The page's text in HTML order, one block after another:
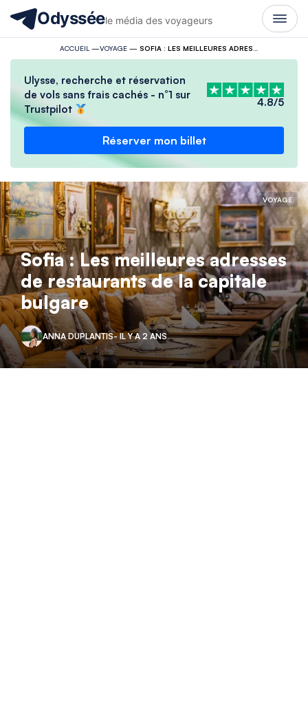
Odysséele média des voyageurs
ACCUEIL —VOYAGE—
Ulysse, recherche et réservation
de vols sans frais cachés - n°1 sur
Trustpilot
4.8/5
Réserver mon billet
VOYAGE
Sofia : Les meilleures adresses
de restaurants de la capitale
bulgare
ANNA DUPLANTIS- IL Y A 2 ANS